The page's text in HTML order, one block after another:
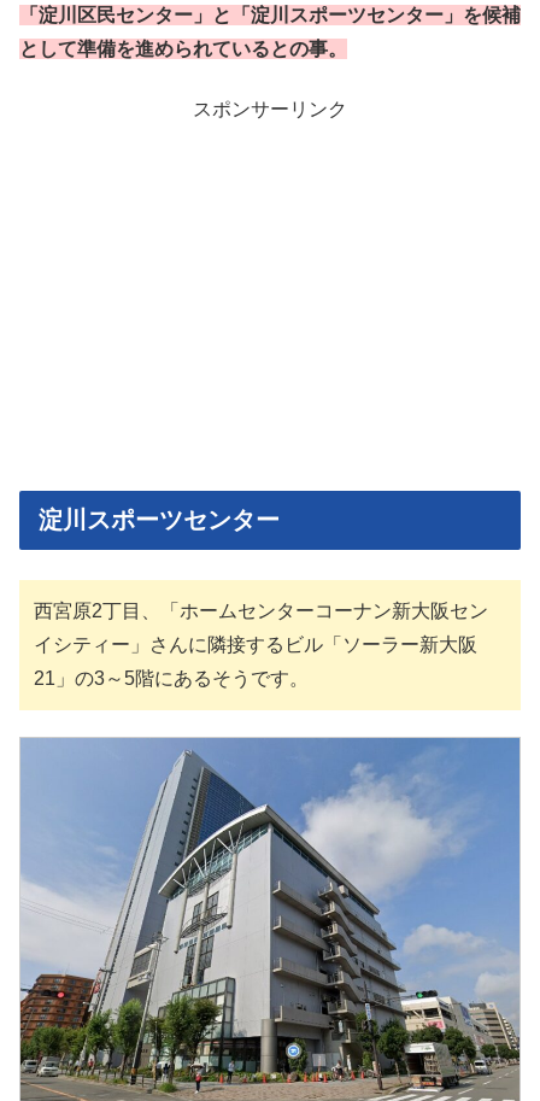
「淀川区民センター」と「淀川スポーツセンター」を候補
として準備を進められているとの事。
スポンサーリンク
淀川スポーツセンター
西宮原2丁目、「ホームセンターコーナン新大阪セン
イシティー」さんに隣接するビル「ソーラー新大阪
21」の3～5階にあるそうです。